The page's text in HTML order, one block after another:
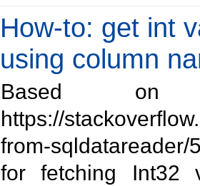
How-to: get int
using column
Based on
https://
from-
for fetching Int32